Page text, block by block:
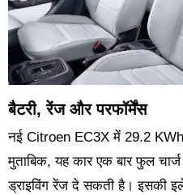
बैटरी, रेंज और परफॉर्मेंस
नई Citroen EC3X में 29.2
मुताबिक, यह कार एक बार फुल
ड्राइविंग रेंज दे सकती है। इसकी